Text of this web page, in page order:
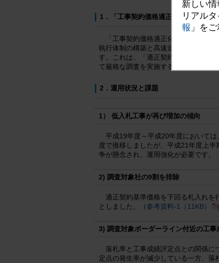
新しい情
リアル
報 」を
1．「工事契約価格適正化制度」につ
「工事契約価格適正化制度」とは
執行体制の構築と高速道路の建設・
す。これは、「適正契約基準価格」を
て厳格な調査を実施するものです。
2．運用状況と課題
1） 低入札工事が再び増加の傾向
平成19年度～平成20年度において
度で推移しましたが、平成21年度上
争が懸念され、運用強化が必要です。
2) 調査対象社の9割を排除
適正契約基準価格を下回る札入れ
としました。（参考資料-1（11KB）
3) 調査対象ボーダーライン付近の工事
落札率と工事成績評定点との関係
定点の発生率が減少している一方、